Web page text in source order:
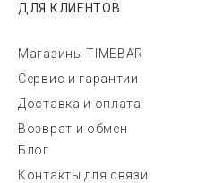
ДЛЯ КЛИЕНТОВ
Магазины TIMEBAR
Сервис и гарантии
Доставка и оплата
Возврат и обмен
Блог
Контакты для связи